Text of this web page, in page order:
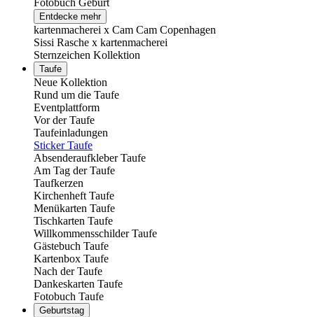
Fotobuch Geburt
Entdecke mehr
kartenmacherei x Cam Cam Copenhagen
Sissi Rasche x kartenmacherei
Sternzeichen Kollektion
Taufe
Neue Kollektion
Rund um die Taufe
Eventplattform
Vor der Taufe
Taufeinladungen
Sticker Taufe
Absenderaufkleber Taufe
Am Tag der Taufe
Taufkerzen
Kirchenheft Taufe
Menükarten Taufe
Tischkarten Taufe
Willkommensschilder Taufe
Gästebuch Taufe
Kartenbox Taufe
Nach der Taufe
Dankeskarten Taufe
Fotobuch Taufe
Geburtstag